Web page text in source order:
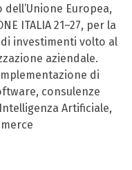
Europea,
ITALIA 21–27, per la
investimenti volto al
aziendale.
di
consulenze
Artificiale,